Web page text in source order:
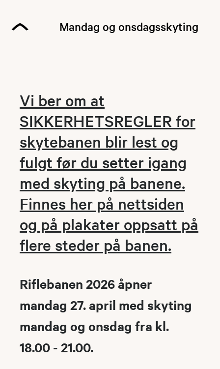
Mandag og onsdagsskyting
Vi ber om at
SIKKERHETSREGLER for
skytebanen blir lest og
fulgt før du setter igang
med skyting på banene.
Finnes her på nettsiden
og på plakater oppsatt på
flere steder på banen.
Riflebanen 2026 åpner
mandag 27. april med skyting
mandag og onsdag fra kl.
18.00 - 21.00.